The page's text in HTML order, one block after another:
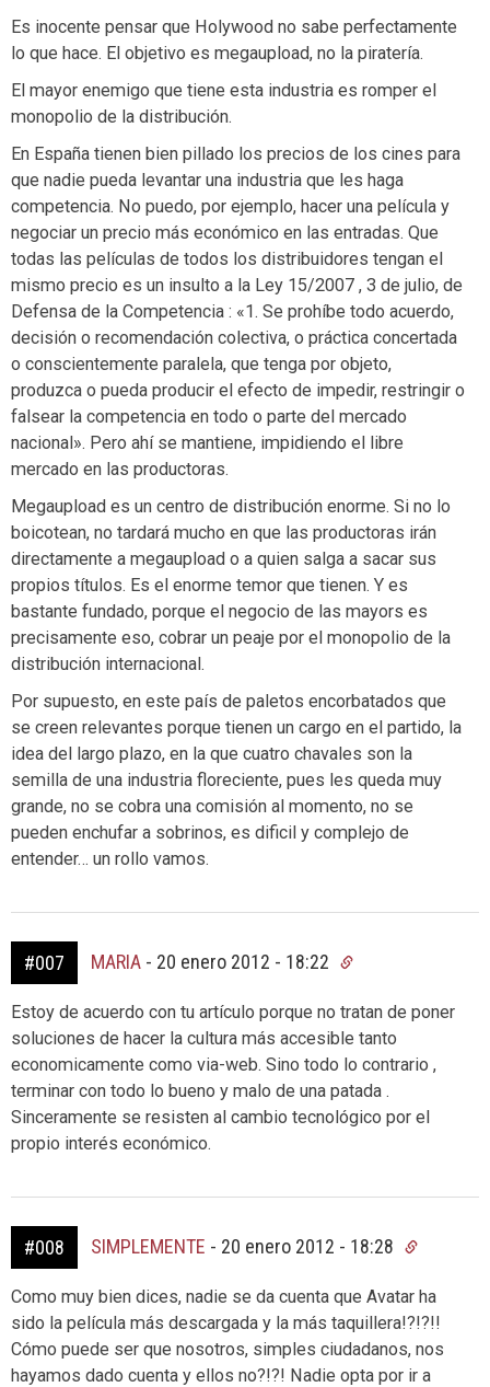
Es inocente pensar que Holywood no sabe perfectamente
lo que hace. El objetivo es megaupload, no la piratería.
El mayor enemigo que tiene esta industria es romper el
monopolio de la distribución.
En España tienen bien pillado los precios de los cines para
que nadie pueda levantar una industria que les haga
competencia. No puedo, por ejemplo, hacer una película y
negociar un precio más económico en las entradas. Que
todas las películas de todos los distribuidores tengan el
mismo precio es un insulto a la Ley 15/2007 , 3 de julio, de
Defensa de la Competencia : «1. Se prohíbe todo acuerdo,
decisión o recomendación colectiva, o práctica concertada
o conscientemente paralela, que tenga por objeto,
produzca o pueda producir el efecto de impedir, restringir o
falsear la competencia en todo o parte del mercado
nacional». Pero ahí se mantiene, impidiendo el libre
mercado en las productoras.
Megaupload es un centro de distribución enorme. Si no lo
boicotean, no tardará mucho en que las productoras irán
directamente a megaupload o a quien salga a sacar sus
propios títulos. Es el enorme temor que tienen. Y es
bastante fundado, porque el negocio de las mayors es
precisamente eso, cobrar un peaje por el monopolio de la
distribución internacional.
Por supuesto, en este país de paletos encorbatados que
se creen relevantes porque tienen un cargo en el partido, la
idea del largo plazo, en la que cuatro chavales son la
semilla de una industria floreciente, pues les queda muy
grande, no se cobra una comisión al momento, no se
pueden enchufar a sobrinos, es dificil y complejo de
entender… un rollo vamos.
#007 MARIA - 20 enero 2012 - 18:22
Estoy de acuerdo con tu artículo porque no tratan de poner
soluciones de hacer la cultura más accesible tanto
economicamente como via-web. Sino todo lo contrario ,
terminar con todo lo bueno y malo de una patada .
Sinceramente se resisten al cambio tecnológico por el
propio interés económico.
#008 SIMPLEMENTE - 20 enero 2012 - 18:28
Como muy bien dices, nadie se da cuenta que Avatar ha
sido la película más descargada y la más taquillera!?!?!!
Cómo puede ser que nosotros, simples ciudadanos, nos
hayamos dado cuenta y ellos no?!?! Nadie opta por ir a